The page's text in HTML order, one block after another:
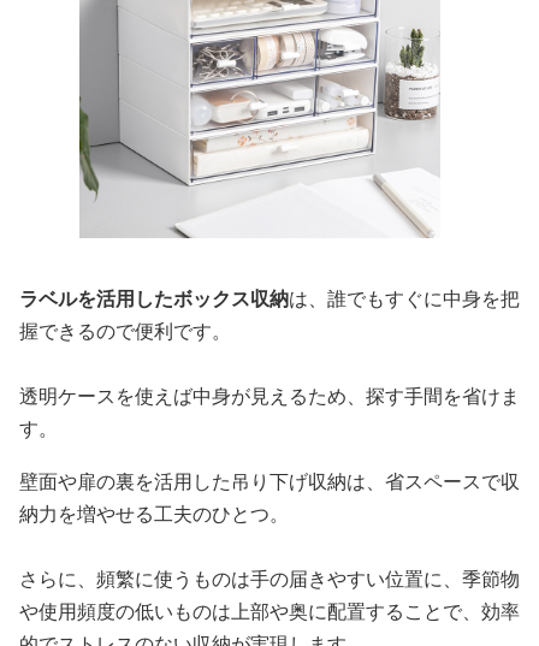
ラベルを活用したボックス収納は、誰でもすぐに中身を把
握できるので便利です。
透明ケースを使えば中身が見えるため、探す手間を省けま
す。
壁面や扉の裏を活用した吊り下げ収納は、省スペースで収
納力を増やせる工夫のひとつ。
さらに、頻繁に使うものは手の届きやすい位置に、季節物
や使用頻度の低いものは上部や奥に配置することで、効率